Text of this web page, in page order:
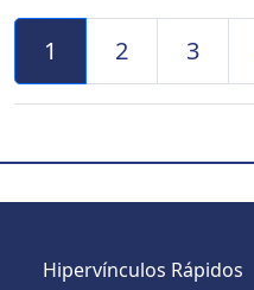
Navegación de
1 2 3
Hipervínculos Rápidos